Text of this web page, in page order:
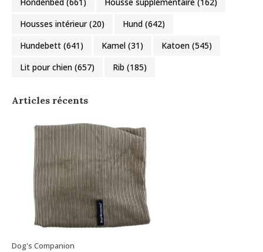
Housses intérieur(20) Hund (642)
Hundebett (641) Kamel (31) Katoen (545)
Lit pour chien (657) Rib (185)
Articles récents
Dog's Companion